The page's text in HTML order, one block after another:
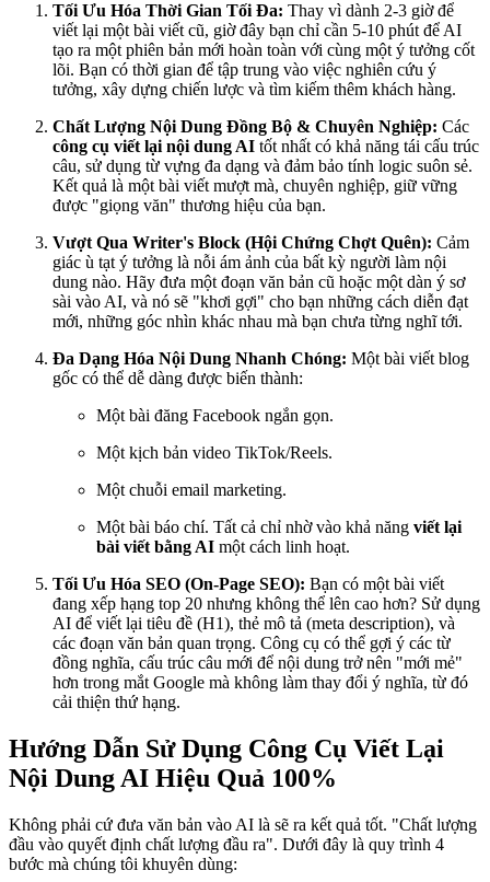
Tối Ưu Hóa Thời Gian Tối Đa: Thay vì dành 2-3 giờ để
viết lại một bài viết cũ, giờ đây bạn chỉ cần 5-10 phút để AI
tạo ra một phiên bản mới hoàn toàn với cùng một ý tưởng cốt
lõi. Bạn có thời gian để tập trung vào việc nghiên cứu ý
tưởng, xây dựng chiến lược và tìm kiếm thêm khách hàng.
Chất Lượng Nội Dung Đồng Bộ & Chuyên Nghiệp: Các
công cụ viết lại nội dung AI tốt nhất có khả năng tái cấu trúc
câu, sử dụng từ vựng đa dạng và đảm bảo tính logic suôn sẻ.
Kết quả là một bài viết mượt mà, chuyên nghiệp, giữ vững
được "giọng văn" thương hiệu của bạn.
Vượt Qua Writer's Block (Hội Chứng Chợt Quên): Cảm
giác ù tạt ý tưởng là nỗi ám ảnh của bất kỳ người làm nội
dung nào. Hãy đưa một đoạn văn bản cũ hoặc một dàn ý sơ
sài vào AI, và nó sẽ "khơi gợi" cho bạn những cách diễn đạt
mới, những góc nhìn khác nhau mà bạn chưa từng nghĩ tới.
Đa Dạng Hóa Nội Dung Nhanh Chóng: Một bài viết blog
gốc có thể dễ dàng được biến thành:
Một bài đăng Facebook ngắn gọn.
Một kịch bản video TikTok/Reels.
Một chuỗi email marketing.
Một bài báo chí. Tất cả chỉ nhờ vào khả năng viết lại
bài viết bằng AI một cách linh hoạt.
Tối Ưu Hóa SEO (On-Page SEO): Bạn có một bài viết
đang xếp hạng top 20 nhưng không thể lên cao hơn? Sử dụng
AI để viết lại tiêu đề (H1), thẻ mô tả (meta description), và
các đoạn văn bản quan trọng. Công cụ có thể gợi ý các từ
đồng nghĩa, cấu trúc câu mới để nội dung trở nên "mới mẻ"
hơn trong mắt Google mà không làm thay đổi ý nghĩa, từ đó
cải thiện thứ hạng.
Hướng Dẫn Sử Dụng Công Cụ Viết Lại
Nội Dung AI Hiệu Quả 100%
Không phải cứ đưa văn bản vào AI là sẽ ra kết quả tốt. "Chất lượng
đầu vào quyết định chất lượng đầu ra". Dưới đây là quy trình 4
bước mà chúng tôi khuyên dùng: